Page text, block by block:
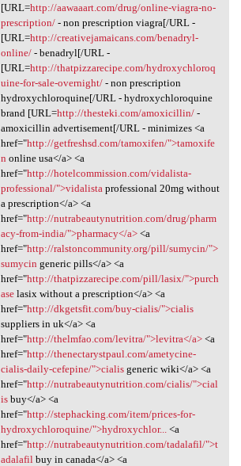
[URL=http://aawaaart.com/drug/online-viagra-no-
prescription/- non prescription viagra[/URL -
[URL=http://creativejamaicans.com/benadryl-
online/- benadryl[/URL -
[URL=http://thatpizzarecipe.com/hydroxychloroq
uine-for-sale-overnight/- non prescription
hydroxychloroquine[/URL - hydroxychloroquine
brand [URL=http://thesteki.com/amoxicillin/-
amoxicillin advertisement[/URL - minimizes <a
href="http://getfreshsd.com/tamoxifen/">tamoxife
n online usa</a> <a
href="http://hotelcommission.com/vidalista-
professional/">vidalista professional 20mg without
a prescription</a> <a
href="http://nutrabeautynutrition.com/drug/pharm
acy-from-india/">pharmacy</a><a
href="http://ralstoncommunity.org/pill/sumycin/">
sumycin generic pills</a> <a
href="http://thatpizzarecipe.com/pill/lasix/">purch
aselasix without a prescription</a> <a
href="http://dkgetsfit.com/buy-cialis/">cialis
suppliers in uk</a> <a
href="http://thelmfao.com/levitra/">levitra</a><a
href="http://thenectarystpaul.com/ametycine-
cialis-daily-cefepine/">cialisgeneric wiki</a> <a
href="http://nutrabeautynutrition.com/cialis/">cial
isbuy</a> <a
href="http://stephacking.com/item/prices-for-
hydroxychloroquine/">hydroxychlor...
<a
href="http://nutrabeautynutrition.com/tadalafil/">t
adalafil buy in canada</a> <a